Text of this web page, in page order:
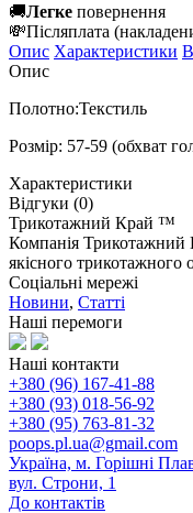
🚚Легке повернення
💸Післяплата
Опис Характеристики
Опис
Полотно:Текстиль
Розмір: 57-59 (обхват
Характеристики
Відгуки (0)
Трикотажний Край ™
Компанія Трикотажний
якісного трикотажного
Соціальні мережі
Новини, Статті
Наші перемоги
Наші контакти
+380 (96) 167-41-88
+380 (93) 018-56-92
+380 (95) 763-81-32
poops.pl.ua@gmail.com
Україна, м. Горішні
вул. Строни, 1
До контактів